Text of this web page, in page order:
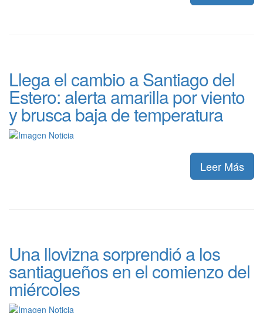
Llega el cambio a Santiago del
Estero: alerta amarilla por viento
y brusca baja de temperatura
Leer Más
Una llovizna sorprendió a los
santiagueños en el comienzo del
miércoles